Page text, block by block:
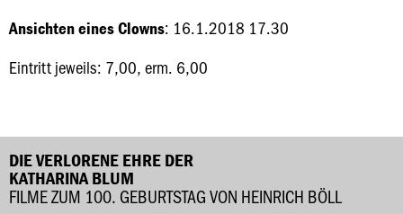
Ansichten eines Clowns: 16.1.2018 17.30
Eintritt jeweils: 7,00, erm. 6,00
DIE VERLORENE EHRE DER
KATHARINA BLUM
FILME ZUM 100. GEBURTSTAG VON HEINRICH BÖLL